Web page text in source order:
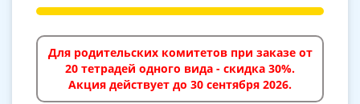
Для родительских комитетов при заказе от
20 тетрадей одного вида - скидка 30%.
Акция действует до 30 сентября 2026.